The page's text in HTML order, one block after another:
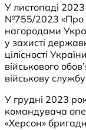
У листопаді
№755/2023 «Про
нагородами
у захисті
цілісності
військового
військову службу
У грудні 2023
командувача
«Херсон»